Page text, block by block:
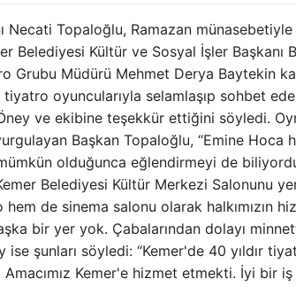
Necati Topaloğlu, Ramazan
Belediyesi Kültür ve Sosyal İşler Başkanı
Grubu Müdürü Mehmet Derya Baytekin
tiyatro oyuncularıyla selamlaşıp sohbet
ve ekibine teşekkür ettiğini söyledi.
Başkan Topaloğlu, “Emine Hoca
olduğunca eğlendirmeyi de
Belediyesi Kültür Merkezi Salonunu
de sinema salonu olarak halkımızın
bir yer yok. Çabalarından dolayı
ise şunları söyledi: “Kemer'de 40 yıldır
Amacımız Kemer'e hizmet etmekti. İyi bir iş